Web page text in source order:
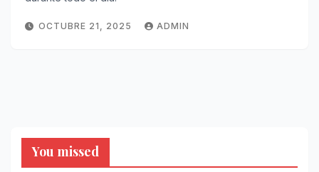
OCTUBRE 21, 2025 ADMIN
You missed